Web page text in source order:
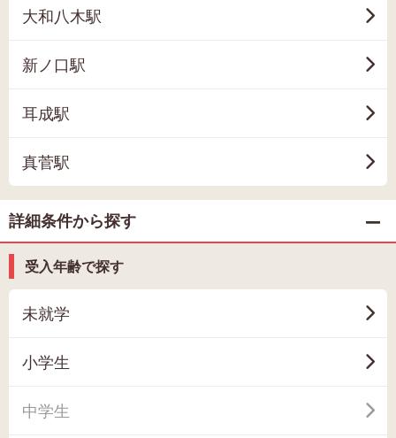
大和八木駅
新ノ口駅
耳成駅
真菅駅
詳細条件から探す
受入年齢で探す
未就学
小学生
中学生